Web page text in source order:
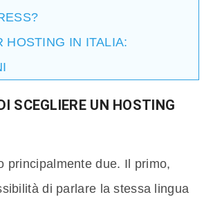
HOSTING IN ITALIA:
SCEGLIERE UN HOSTING
principalmente due. Il primo,
di parlare la stessa lingua